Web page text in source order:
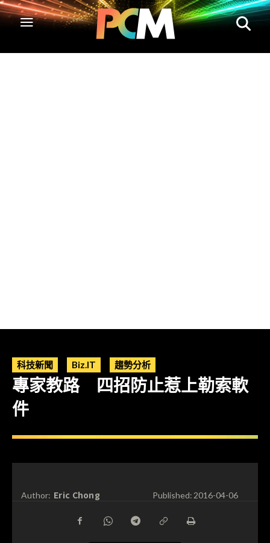
科技新聞 Biz.IT 趨勢分析
專家教路 四招防止惹上勒索軟
件
Author: Eric Chong Published:2016-04-06